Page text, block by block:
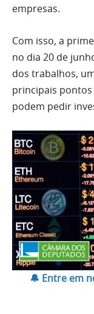
empresas.
Com isso, a
no dia 20 de
dos trabalhos,
principais
podem pedir
🔔 Entre em